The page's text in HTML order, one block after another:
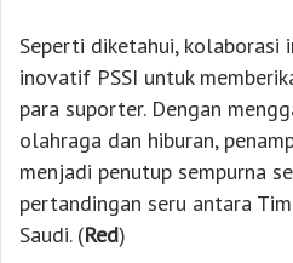
Seperti diketahui, kolaborasi
inovatif PSSI untuk
para suporter. Dengan
olahraga dan hiburan,
menjadi penutup sempurna
pertandingan seru antara
Saudi. (Red)